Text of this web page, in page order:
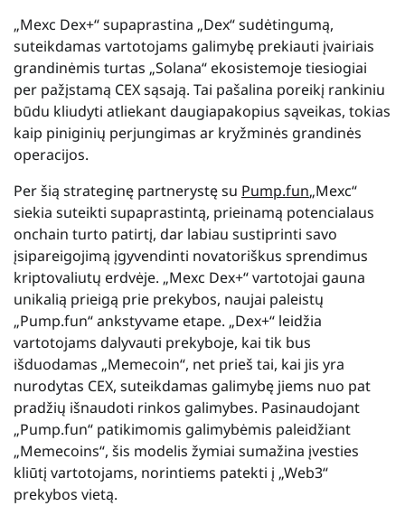
„Mexc Dex+“ supaprastina „Dex“ sudėtingumą,
suteikdamas vartotojams galimybę prekiauti įvairiais
grandinėmis turtas „Solana“ ekosistemoje tiesiogiai
per pažįstamą CEX sąsają. Tai pašalina poreikį rankiniu
būdu kliudyti atliekant daugiapakopius sąveikas, tokias
kaip piniginių perjungimas ar kryžminės grandinės
operacijos.
Per šią strateginę partnerystę su Pump.fun„Mexc“
siekia suteikti supaprastintą, prieinamą potencialaus
onchain turto patirtį, dar labiau sustiprinti savo
įsipareigojimą įgyvendinti novatoriškus sprendimus
kriptovaliutų erdvėje. „Mexc Dex+“ vartotojai gauna
unikalią prieigą prie prekybos, naujai paleistų
„Pump.fun“ ankstyvame etape. „Dex+“ leidžia
vartotojams dalyvauti prekyboje, kai tik bus
išduodamas „Memecoin“, net prieš tai, kai jis yra
nurodytas CEX, suteikdamas galimybę jiems nuo pat
pradžių išnaudoti rinkos galimybes. Pasinaudojant
„Pump.fun“ patikimomis galimybėmis paleidžiant
„Memecoins“, šis modelis žymiai sumažina įvesties
kliūtį vartotojams, norintiems patekti į „Web3“
prekybos vietą.